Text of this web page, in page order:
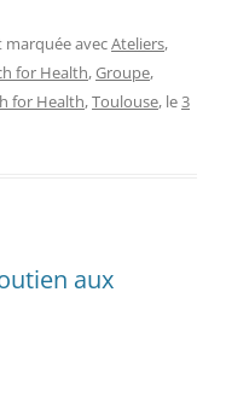
marquée avecAteliers,
for Health,Groupe,
for Health,Toulouse, le3
aux